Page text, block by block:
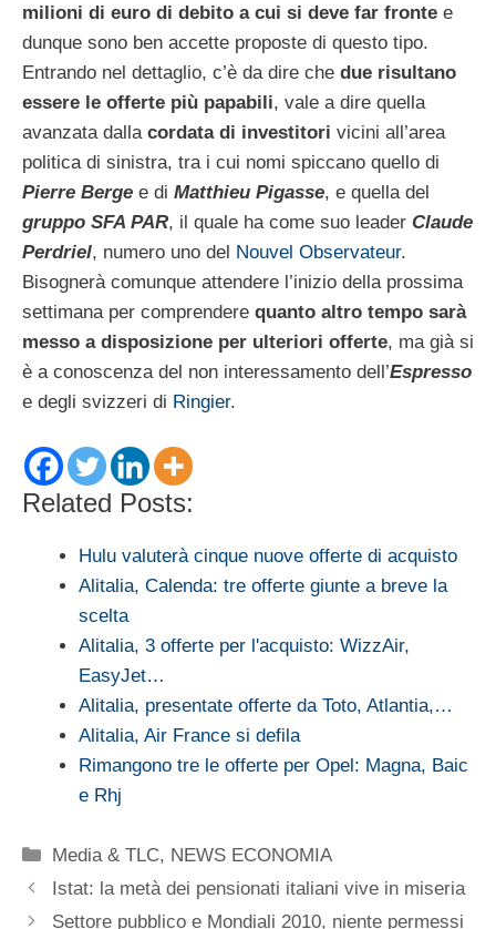
milioni di euro di debito a cui si deve far fronte e
dunque sono ben accette proposte di questo tipo.
Entrando nel dettaglio, c’è da dire che due risultano
essere le offerte più papabili, vale a dire quella
avanzata dalla cordata di investitori vicini all’area
politica di sinistra, tra i cui nomi spiccano quello di
Pierre Berge e di Matthieu Pigasse, e quella del
gruppo SFA PAR, il quale ha come suo leader Claude
Perdriel, numero uno del Nouvel Observateur.
Bisognerà comunque attendere l’inizio della prossima
settimana per comprendere quanto altro tempo sarà
messo a disposizione per ulteriori offerte, ma già si
è a conoscenza del non interessamento dell’Espresso
e degli svizzeri di Ringier.
Related Posts:
Hulu valuterà cinque nuove offerte di acquisto
Alitalia, Calenda: tre offerte giunte a breve la
scelta
Alitalia, 3 offerte per l'acquisto: WizzAir,
EasyJet…
Alitalia, presentate offerte da Toto, Atlantia,…
Alitalia, Air France si defila
Rimangono tre le offerte per Opel: Magna, Baic
e Rhj
Categorie
Media & TLC, NEWS ECONOMIA
Istat: la metà dei pensionati italiani vive in miseria
Settore pubblico e Mondiali 2010, niente permessi